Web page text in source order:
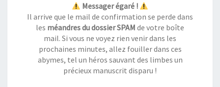
Messager égaré !
Il arrive que le mail de confirmation se perde dans
les méandres du dossier SPAM de votre boîte
mail. Si vous ne voyez rien venir dans les
prochaines minutes, allez fouiller dans ces
abymes, tel un héros sauvant des limbes un
précieux manuscrit disparu !